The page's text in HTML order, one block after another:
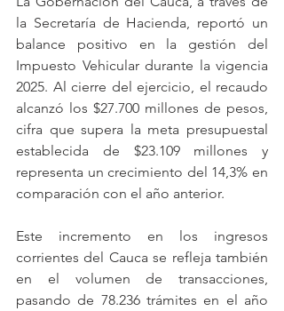
la Secretaría de Hacienda, reportó un
balance positivo en la gestión del
Impuesto Vehicular durante la vigencia
2025. Al cierre del ejercicio, el recaudo
alcanzó los $27.700 millones de pesos,
cifra que supera la meta presupuestal
establecida de $23.109 millones y
representa un crecimiento del 14,3% en
comparación con el año anterior.
Este incremento en los ingresos
corrientes del Cauca se refleja también
en el volumen de transacciones,
pasando de 78.236 trámites en el año